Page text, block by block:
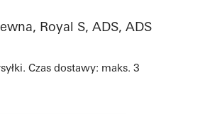
Royal S, ADS, ADS
Czas dostawy: maks. 3